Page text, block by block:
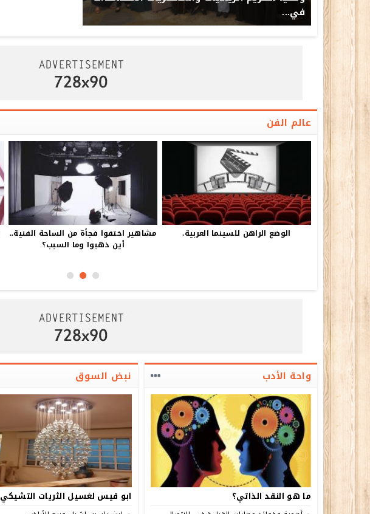
في...
عالم الفن
الوضع الراهن للسينما العربية.
مشاهير اختفوا فجأة من الساحة الفنية..
أين ذهبوا وما السبب؟
واحة الأدب
ما هو النقد الذاتي؟
نبض السوق
ابو قيس لغسيل الثريات التشيكي